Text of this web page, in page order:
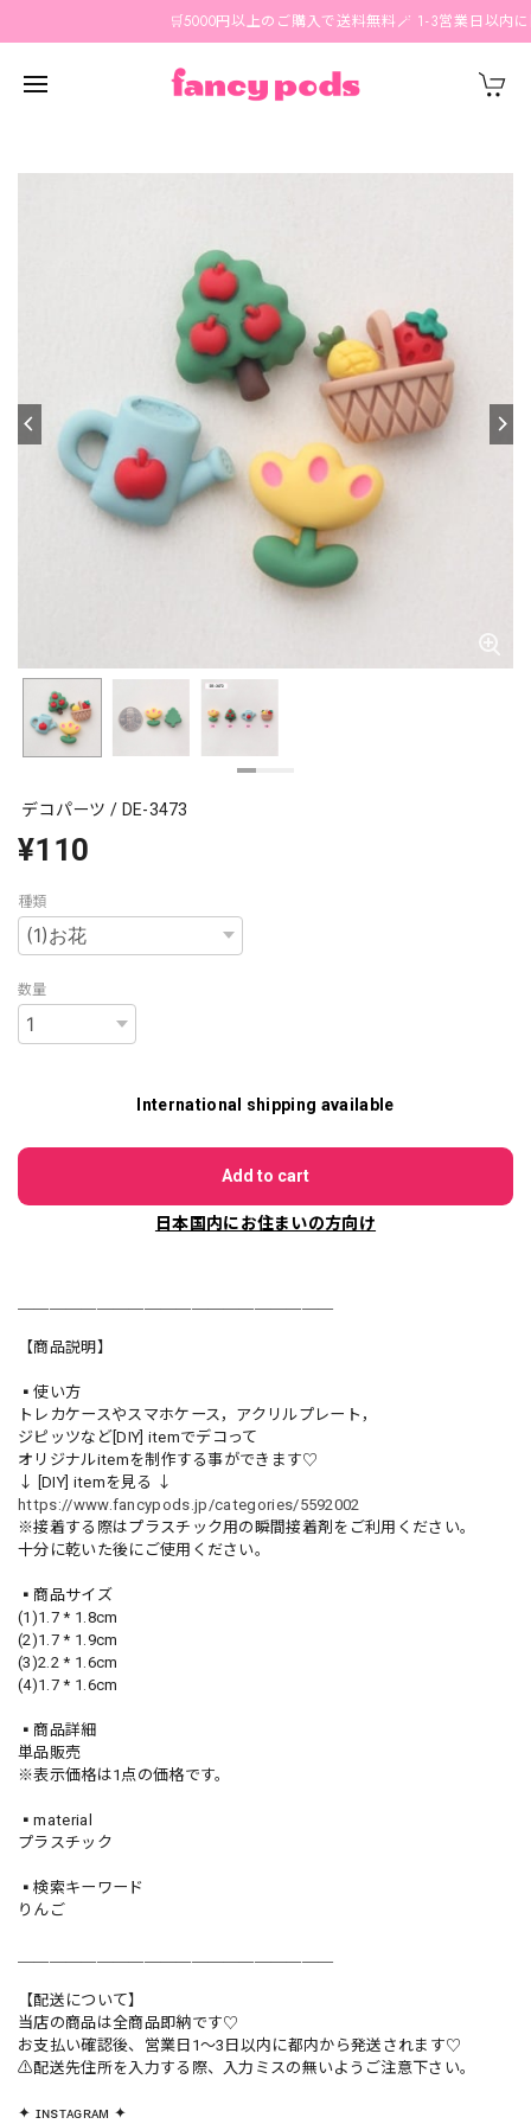
🛒5000円以上のご購入で送料無料🪄 1-3営業日以内に
デコパーツ / DE-3473
¥110
種類
数量
International shipping available
Add to cart
日本国内にお住まいの方向け
【商品説明】
▪️使い方
トレカケースやスマホケース，アクリルプレート，
ジピッツなど[DIY] itemでデコって
オリジナルitemを制作する事ができます♡
↓ [DIY] itemを見る ↓
https://www.fancypods.jp/categories/5592002
※接着する際はプラスチック用の瞬間接着剤をご利用ください。
十分に乾いた後にご使用ください。
▪️商品サイズ
(1)1.7 * 1.8cm
(2)1.7 * 1.9cm
(3)2.2 * 1.6cm
(4)1.7 * 1.6cm
▪️商品詳細
単品販売
※表示価格は1点の価格です。
▪️material
プラスチック
▪️検索キーワード
りんご
【配送について】
当店の商品は全商品即納です♡︎
お支払い確認後、営業日1〜3日以内に都内から発送されます♡
⚠︎配送先住所を入力する際、入力ミスの無いようご注意下さい。
✦ ɪɴsᴛᴀɢʀᴀᴍ ✦